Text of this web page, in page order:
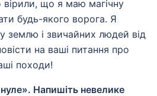
що я маю магічну
будь-якого ворога. Я
землю і звичайних людей від
на ваші питання про
походи!
Напишіть невелике